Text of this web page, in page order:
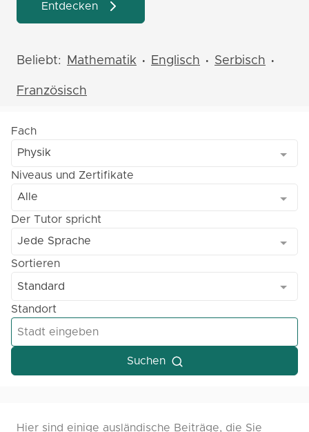
Entdecken
Beliebt: Mathematik • Englisch • Serbisch •
Französisch
Fach
Physik
Niveaus und Zertifikate
Alle
Der Tutor spricht
Jede Sprache
Sortieren
Standard
Standort
Suchen
Hier sind einige ausländische Beiträge, die Sie